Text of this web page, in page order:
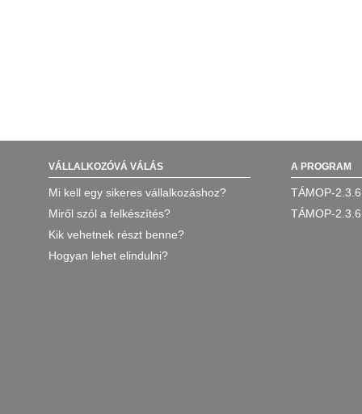
VÁLLALKOZÓVÁ VÁLÁS
Mi kell egy sikeres vállalkozáshoz?
Miről szól a felkészítés?
Kik vehetnek részt benne?
Hogyan lehet elindulni?
A PROGRAM
TÁMOP-
TÁMOP-